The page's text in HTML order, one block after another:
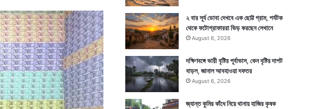
২ বার সূর্য ডোবা দেখবে এক ছোট্ট গ্রাম, পর্যটক
থেকে ফটোগ্রাফাররা ভিড় করছেন সেখানে
August 6, 2026
দক্ষিণবঙ্গে ভারী বৃষ্টির পূর্বাভাস, কেন বৃষ্টির দাপট
বাড়ল, জানাল আবহাওয়া দফতর
August 6, 2026
জ্যান্ত কুমির কাঁধে নিয়ে থানায় হাজির কৃষক